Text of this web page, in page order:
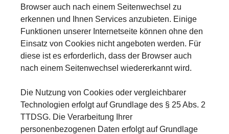
Browser auch nach einem Seitenwechsel zu
erkennen und Ihnen Services anzubieten. Einige
Funktionen unserer Internetseite können ohne den
Einsatz von Cookies nicht angeboten werden. Für
diese ist es erforderlich, dass der Browser auch
nach einem Seitenwechsel wiedererkannt wird.
Die Nutzung von Cookies oder vergleichbarer
Technologien erfolgt auf Grundlage des § 25 Abs. 2
TTDSG. Die Verarbeitung Ihrer
personenbezogenen Daten erfolgt auf Grundlage